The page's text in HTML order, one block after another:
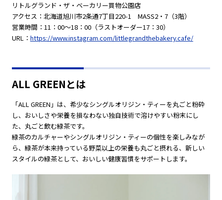
リトルグランド・ザ・ベーカリー買物公園店
アクセス：北海道旭川市2条通7丁目220-1 MASS2・7（3階）
営業時間：11：00～18：00（ラストオーダー17：30）
URL： https://www.instagram.com/littlegrandthebakery.cafe/
ALL GREENとは
「ALL GREEN」は、希少なシングルオリジン・ティーを丸ごと粉砕
し、おいしさや栄養を損なわない独自技術で溶けやすい粉末にし
た、丸ごと飲む緑茶です。
緑茶のカルチャーやシングルオリジン・ティーの個性を楽しみなが
ら、緑茶が本来持っている野菜以上の栄養も丸ごと摂れる、新しい
スタイルの緑茶として、おいしい健康習慣をサポートします。